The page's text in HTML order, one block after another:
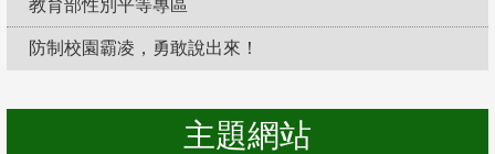
教育部性別平等專區
防制校園霸凌，勇敢說出來！
主題網站